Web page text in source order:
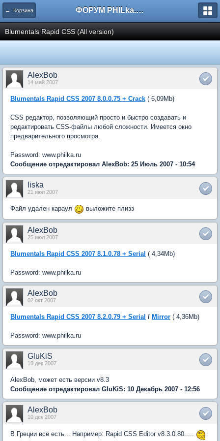
← Корзина ФОРУМ PHILka.RU
Blumentals Rapid CSS (All version)
AlexBob
14 май 2007
Blumentals Rapid CSS 2007 8.0.0.75 + Crack ( 6,09Mb)
CSS редактор, позволяющий просто и быстро создавать и
редактировать CSS-файлы любой сложности. Имеется окно
предварительного просмотра.
Password: www.philka.ru
Сообщение отредактировал AlexBob: 25 Июль 2007 - 10:54
liska
21 июл 2007
Файл удален караул выложите плизз
AlexBob
25 июл 2007
Blumentals Rapid CSS 2007 8.1.0.78 + Serial ( 4,34Mb)
Password: www.philka.ru
AlexBob
02 окт 2007
Blumentals Rapid CSS 2007 8.2.0.79 + Serial / Mirror ( 4,36Mb)
Password: www.philka.ru
GluKiS
10 дек 2007
AlexBob, может есть версии v8.3
Сообщение отредактировал GluKiS: 10 Декабрь 2007 - 12:56
AlexBob
10 дек 2007
В Греции всё есть... Например: Rapid CSS Editor v8.3.0.80.....